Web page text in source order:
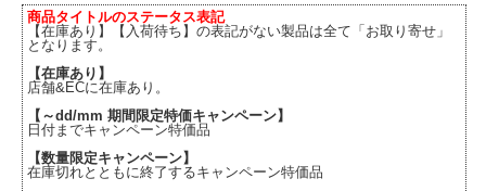
商品タイトルのステータス表記
【在庫あり】【入荷待ち】の表記がない製品は全て「お取り寄せ」
となります。
【在庫あり】
店舗&ECに在庫あり。
【～dd/mm 期間限定特価キャンペーン】
日付までキャンペーン特価品
【数量限定キャンペーン】
在庫切れとともに終了するキャンペーン特価品